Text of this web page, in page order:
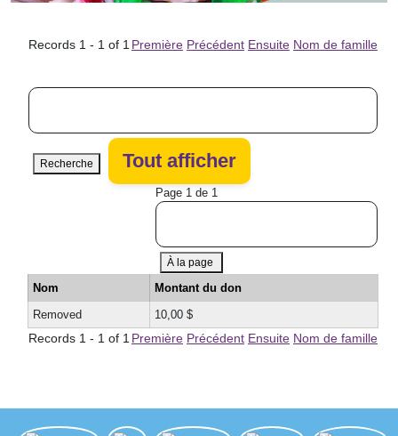
Records 1 - 1 of 1 Première Précédent Ensuite Nom de famille
Recherche
Page 1 de 1
À la page
Nom
Montant du don
Removed
10,00 $
Records 1 - 1 of 1 Première Précédent Ensuite Nom de famille